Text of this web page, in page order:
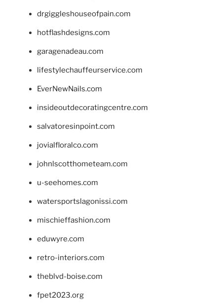
drgiggleshouseofpain.com
hotflashdesigns.com
garagenadeau.com
lifestylechauffeurservice.com
EverNewNails.com
insideoutdecoratingcentre.com
salvatoresinpoint.com
jovialfloralco.com
johnlscotthometeam.com
u-seehomes.com
watersportslagonissi.com
mischieffashion.com
eduwyre.com
retro-interiors.com
theblvd-boise.com
fpet2023.org